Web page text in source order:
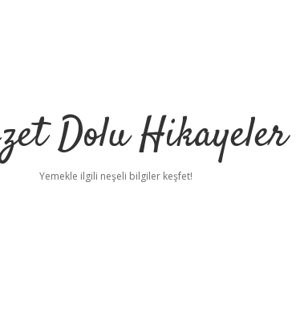
Dolu Hikayeler
Yemekle ilgili neşeli bilgiler keşfet!